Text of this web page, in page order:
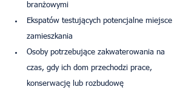
branżowymi
Ekspatów testujących potencjalne miejsce
zamieszkania
Osoby potrzebujące zakwaterowania na
czas, gdy ich dom przechodzi prace,
konserwację lub rozbudowę